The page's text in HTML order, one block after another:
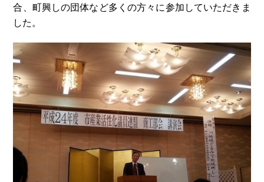
合、町興しの団体など多くの方々に参加していただきま
した。